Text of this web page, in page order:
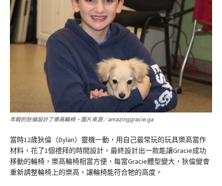
年輕的狄倫設計了樂高輪椅。圖片來源／amazinggracie.ga
當時12歲狄倫（Dylan）靈機一動，用自己最常玩的玩具樂高當作
材料，花了1個禮拜的時間設計，最終設計出一款能讓Gracie成功
移動的輪椅，樂高輪椅相當方便，每當Gracie體型變大，狄倫變會
重新調整輪椅上的樂高，讓輪椅能符合牠的高度。